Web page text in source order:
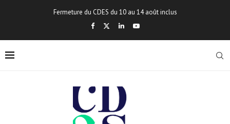
Fermeture du CDES du 10 au 14 août inclus